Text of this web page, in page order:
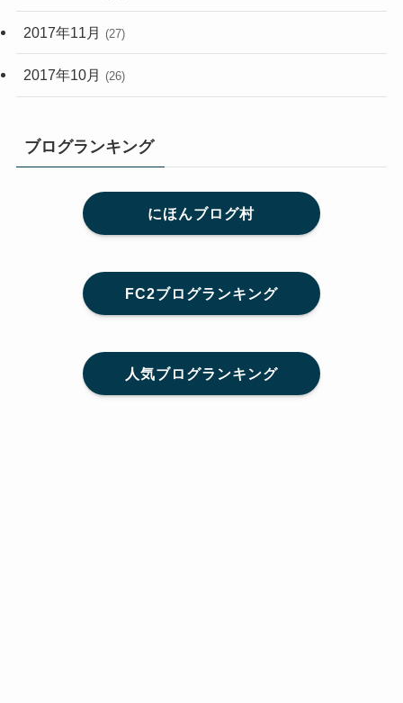
2017年11月 (27)
2017年10月 (26)
ブログランキング
にほんブログ村
FC2ブログランキング
人気ブログランキング